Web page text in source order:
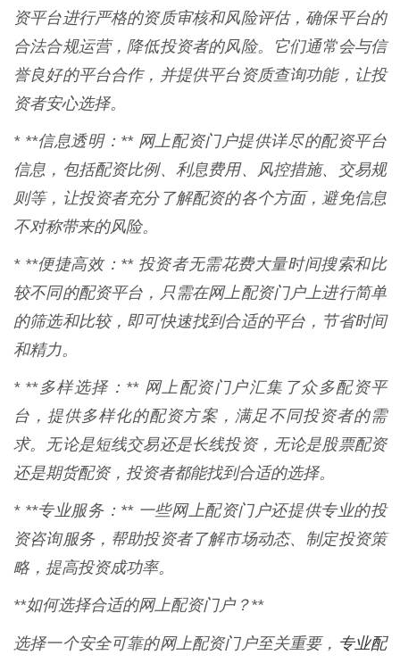
资平台进行严格的资质审核和风险评估，确保平台的
合法合规运营，降低投资者的风险。它们通常会与信
誉良好的平台合作，并提供平台资质查询功能，让投
资者安心选择。
* **信息透明：** 网上配资门户提供详尽的配资平台
信息，包括配资比例、利息费用、风控措施、交易规
则等，让投资者充分了解配资的各个方面，避免信息
不对称带来的风险。
* **便捷高效：** 投资者无需花费大量时间搜索和比
较不同的配资平台，只需在网上配资门户上进行简单
的筛选和比较，即可快速找到合适的平台，节省时间
和精力。
* **多样选择：** 网上配资门户汇集了众多配资平
台，提供多样化的配资方案，满足不同投资者的需
求。无论是短线交易还是长线投资，无论是股票配资
还是期货配资，投资者都能找到合适的选择。
* **专业服务：** 一些网上配资门户还提供专业的投
资咨询服务，帮助投资者了解市场动态、制定投资策
略，提高投资成功率。
**如何选择合适的网上配资门户？**
选择一个安全可靠的网上配资门户至关重要， 专业配